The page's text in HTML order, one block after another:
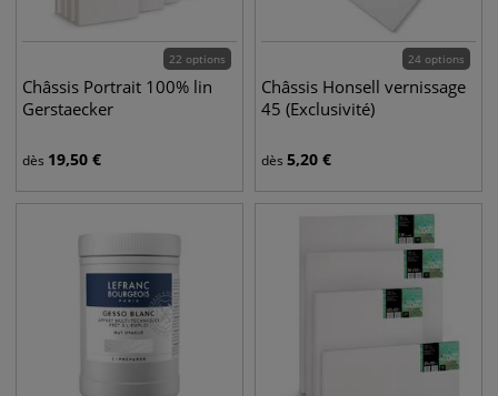
22 options
Châssis Portrait 100% lin
Gerstaecker
dès 19,50 €
24 options
Châssis Honsell vernissage
45 (Exclusivité)
dès 5,20 €